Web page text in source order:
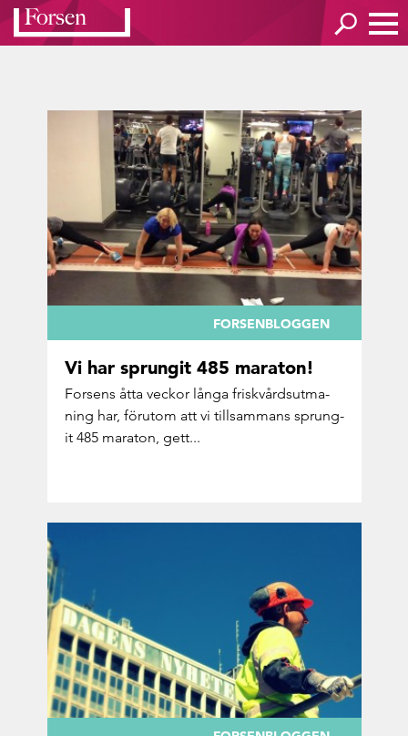
FORSENBLOGGEN
Vi har sprung­it 485 ma­ra­ton!
For­sens åtta vec­kor långa frisk­vårds­ut­ma­
ning har, för­u­tom att vi till­sam­mans sprung­
it 485 ma­ra­ton, gett...